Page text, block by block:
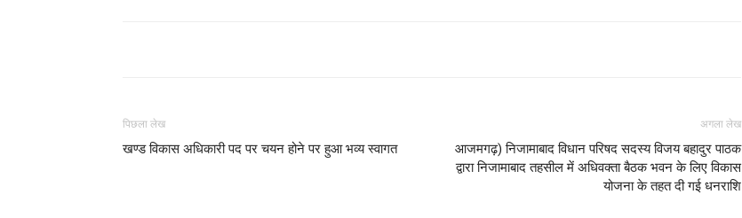
पिछला लेख
खण्ड विकास अधिकारी पद पर चयन होने पर हुआ भव्य स्वागत
अगला लेख
आजमगढ़) निजामाबाद विधान परिषद सदस्य विजय बहादुर पाठक
द्वारा निजामाबाद तहसील में अधिवक्ता बैठक भवन के लिए विकास
योजना के तहत दी गई धनराशि